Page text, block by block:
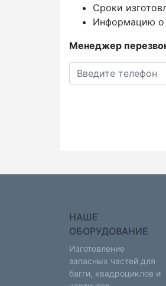
Сроки
Информацию о
Менеджер
НАШЕ
ОБОРУДОВАНИЕ
Изготовление
запасных частей для
багги, квадроциклов и